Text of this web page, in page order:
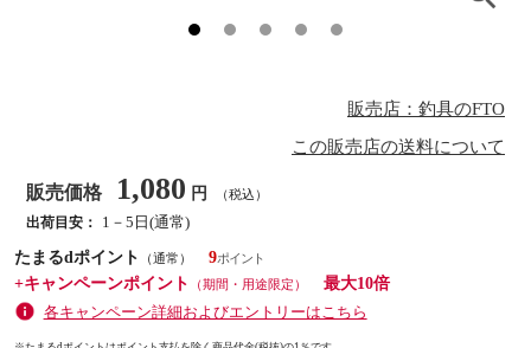
販売店：釣具のFTO
この販売店の送料について
販売価格 1,080 円 （税込）
出荷目安：
1－5日(通常)
たまるdポイント
（通常）
9
+キャンペーンポイント
（期間・用途限定）
最大10倍
各キャンペーン詳細およびエントリーはこちら